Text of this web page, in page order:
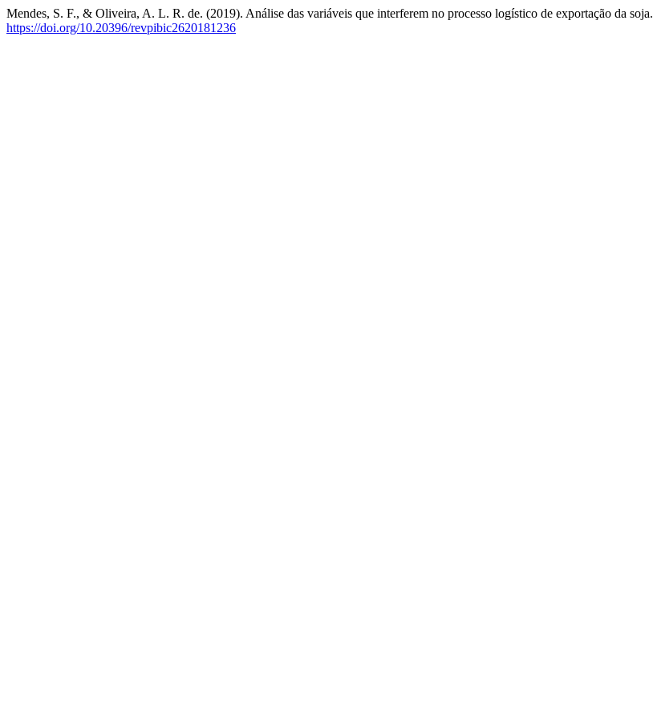
Mendes, S. F., & Oliveira, A. L. R. de. (2019). Análise das variáveis que interferem no processo logístico de exportação da soja.
https://doi.org/10.20396/revpibic2620181236